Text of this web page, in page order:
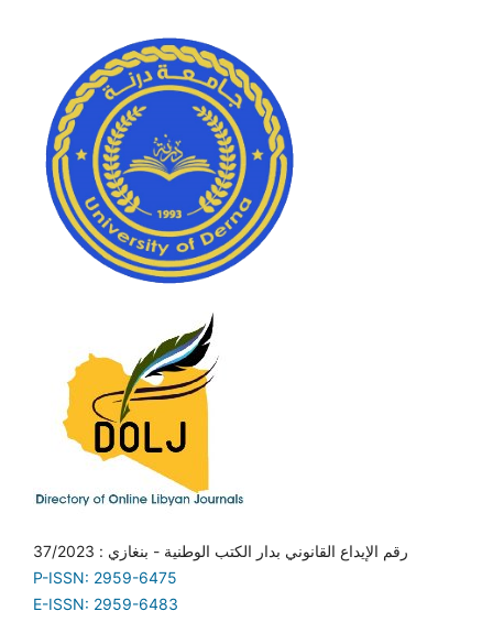
رقم الإيداع القانوني بدار الكتب الوطنية - بنغازي : 37/2023
P-ISSN: 2959-6475
E-ISSN: 2959-6483